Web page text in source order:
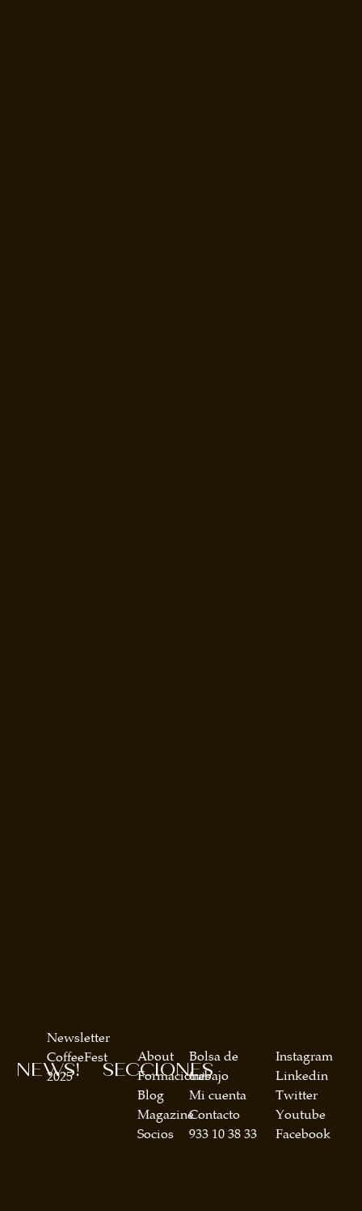
SECCIONES
About
Formaciones
Blog
Magazine
Socios
Bolsa de
trabajo
Mi cuenta
Contacto
933 10 38 33
NEWS!
Newsletter
CoffeeFest
2025
Instagram
Linkedin
Twitter
Youtube
Facebook